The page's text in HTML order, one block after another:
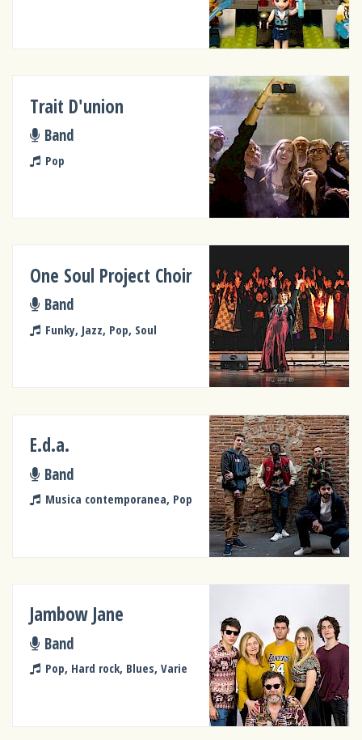
Trait D'union
Band
Pop
One Soul Project Choir
Band
Funky, Jazz, Pop, Soul
E.d.a.
Band
Musica contemporanea, Pop
Jambow Jane
Band
Pop, Hard rock, Blues, Varie